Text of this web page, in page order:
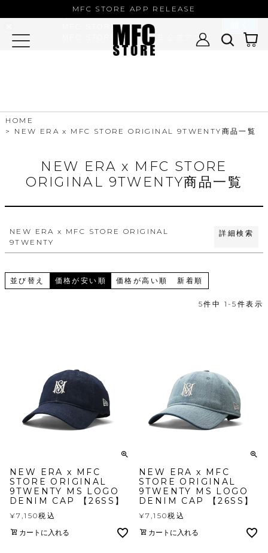
MFC STORE APP RELEASE
HOME
NEW ERA x MFC STORE ORIGINAL 9TWENTY商品一覧
NEW ERA x MFC STORE
ORIGINAL 9TWENTY商品一覧
NEW ERA x MFC STORE ORIGINAL
9TWENTY
詳細検索
優先度順
レビュー順
並び替え 価格が安い順 価格が高い順 新着順
5件中 1 -5 件表示
NEW ERA x MFC
STORE ORIGINAL
9TWENTY MS LOGO
DENIM CAP 【26SS】
¥7,150税込
カートに入れる
NEW ERA x MFC
STORE ORIGINAL
9TWENTY MS LOGO
DENIM CAP 【26SS】
¥7,150税込
カートに入れる
MFC STORE
MFC STORE/EXAMPLE 公式アプリ -
Google Play